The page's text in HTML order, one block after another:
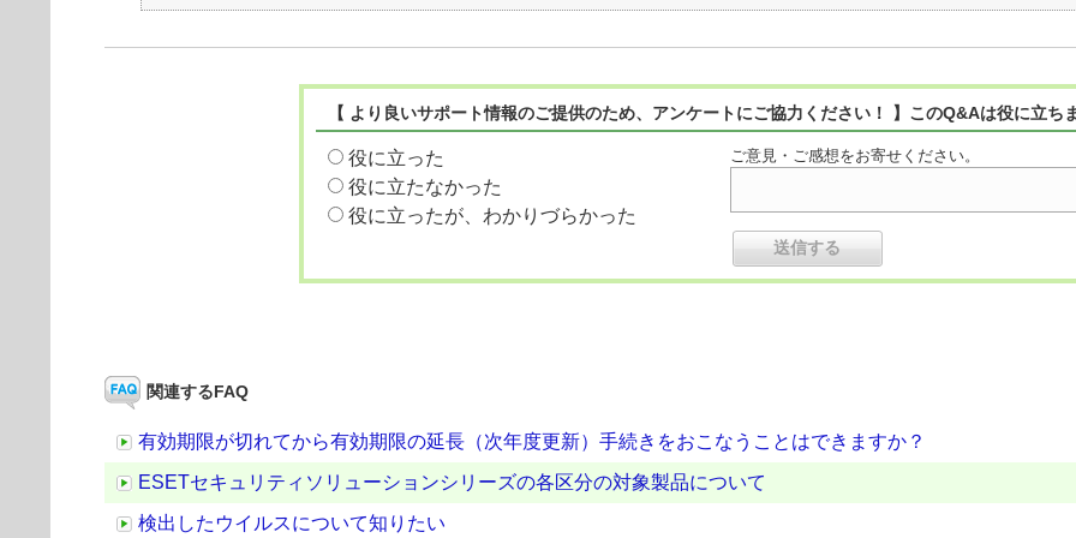
【 より良いサポート情報のご提供のため、アンケートにご協力ください！ 】このQ&Aは役に立ち
役に立った
役に立たなかった
役に立ったが、わかりづらかった
ご意見・ご感想をお寄せください。
関連するFAQ
有効期限が切れてから有効期限の延長（次年度更新）手続きをおこなうことはできますか？
ESETセキュリティソリューションシリーズの各区分の対象製品について
検出したウイルスについて知りたい